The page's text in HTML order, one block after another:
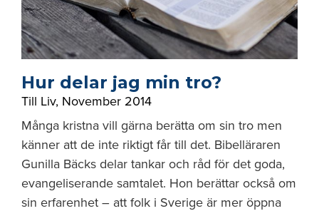
Hur delar jag min tro?
Till Liv, November 2014
Många kristna vill gärna berätta om sin tro men
känner att de inte riktigt får till det. Bibelläraren
Gunilla Bäcks delar tankar och råd för det goda,
evangeliserande samtalet. Hon berättar också om
sin erfarenhet – att folk i Sverige är mer öppna